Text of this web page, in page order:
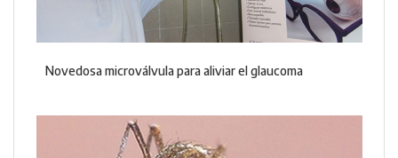
Novedosa microválvula para aliviar el glaucoma